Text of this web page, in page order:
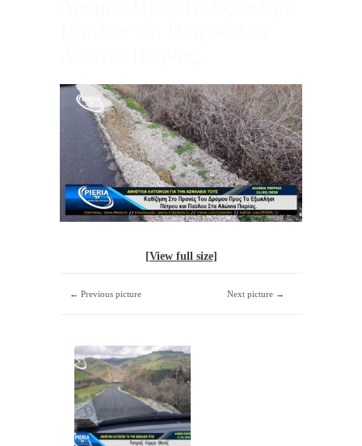
[View full size]
← Previous picture Next picture →